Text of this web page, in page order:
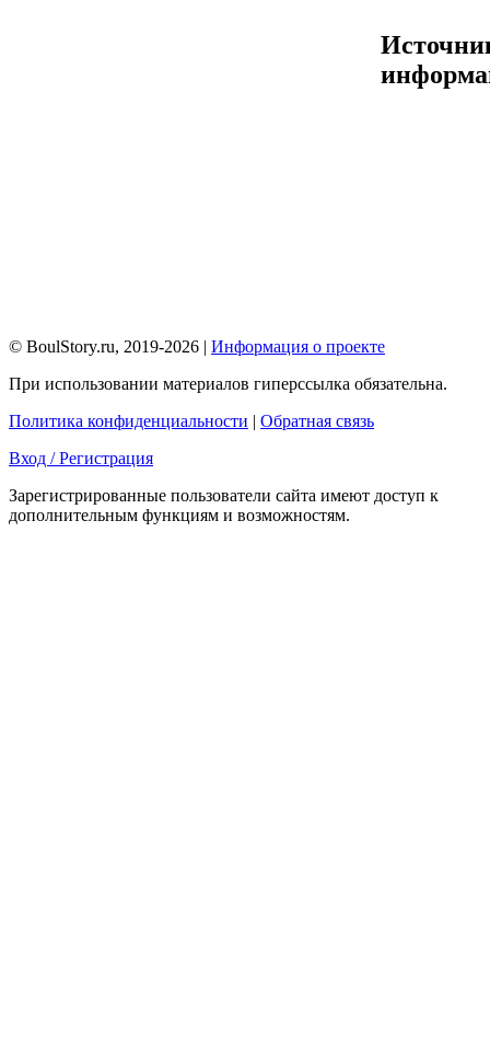
© BoulStory.ru, 2019-2026 | Информация о проекте
При использовании материалов гиперссылка обязательна.
Политика конфиденциальности | Обратная связь
Вход / Регистрация
Зарегистрированные пользователи сайта имеют доступ к
дополнительным функциям и возможностям.